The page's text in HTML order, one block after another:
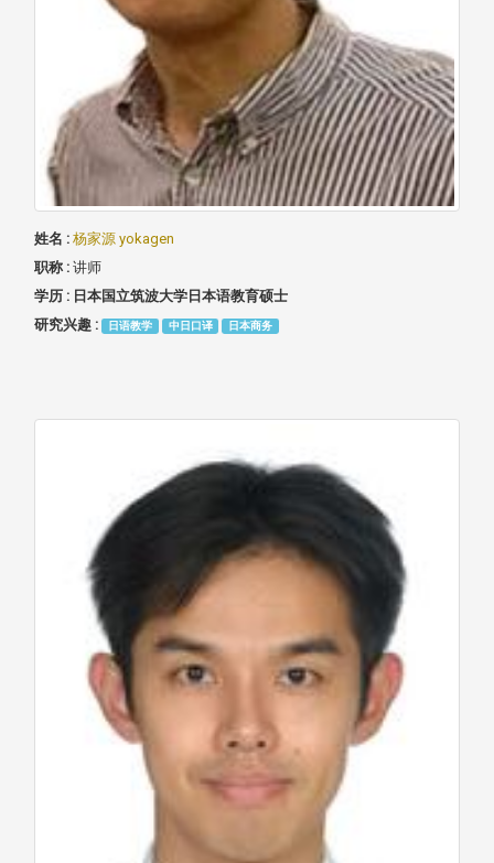
姓名 : 杨家源 yokagen
职称 : 讲师
学历 : 日本国立筑波大学日本语教育硕士
研究兴趣 :
日语教学 中日口译 日本商务